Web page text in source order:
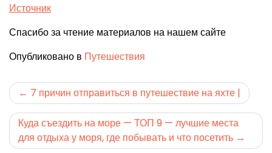
Источник
Спасибо за чтение материалов на нашем сайте
Опубликовано в Путешествия
Навигация
по
записям
7 причин отправиться в путешествие на яхте |
Куда съездить на море — ТОП 9 — лучшие места
для отдыха у моря, где побывать и что посетить